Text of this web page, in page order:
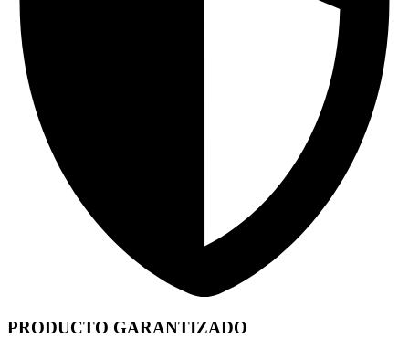
PRODUCTO GARANTIZADO